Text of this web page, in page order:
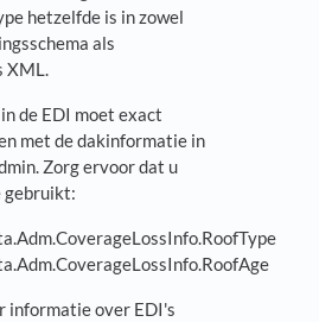
hetzelfde is in zowel
als
XML.
de EDI moet exact
met de dakinformatie in
Zorg ervoor dat u
gebruikt:
informatie over EDI's